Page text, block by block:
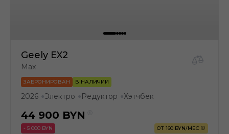
Geely EX2
Max
ЗАБРОНИРОВАН В НАЛИЧИИ
2026 ●Электро ● Редуктор ●Хэтчбек
44 900 BYN
- 5 000 BYN ОТ 160 BYN/МЕС